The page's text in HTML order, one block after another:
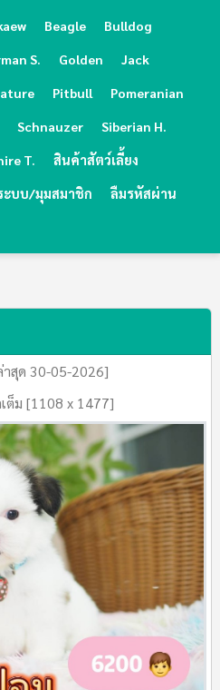
Beagle Bulldog
S. Golden Jack
Pitbull Pomeranian
Schnauzer Siberian H.
T. สินค้าสัตว์เลี้ยง
ะบบ/มุมสมาชิก ลืมรหัสผ่าน
สุด 30-05-2026]
ต็ม [1108 x 1477]